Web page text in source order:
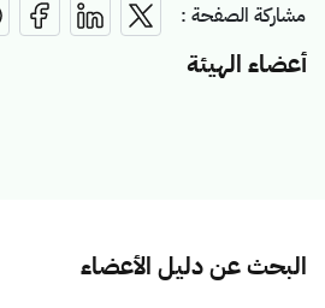
مشاركة الصفحة :
أعضاء الهيئة
البحث عن دليل الأعضاء